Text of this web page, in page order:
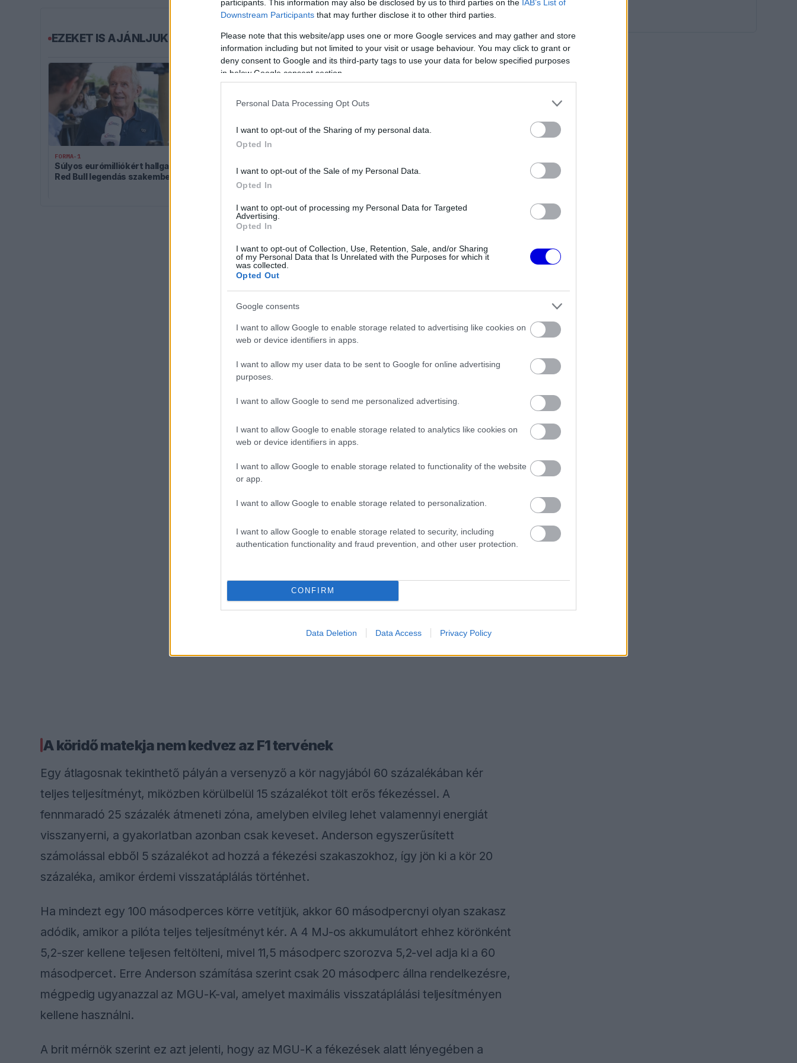
participants. This information may also be disclosed by us to third parties on the IAB’s List of
Downstream Participants that may further disclose it to other third parties.
Please note that this website/app uses one or more Google services and may gather and store
information including but not limited to your visit or usage behaviour. You may click to grant or
deny consent to Google and its third-party tags to use your data for below specified purposes
in below Google consent section.
Personal Data Processing Opt Outs
I want to opt-out of the Sharing of my personal data.
Opted In
I want to opt-out of the Sale of my Personal Data.
Opted In
I want to opt-out of processing my Personal Data for Targeted
Advertising.
Opted In
I want to opt-out of Collection, Use, Retention, Sale, and/or Sharing
of my Personal Data that Is Unrelated with the Purposes for which it
was collected.
Opted Out
Google consents
I want to allow Google to enable storage related to advertising like cookies on
web or device identifiers in apps.
I want to allow my user data to be sent to Google for online advertising
purposes.
I want to allow Google to send me personalized advertising.
I want to allow Google to enable storage related to analytics like cookies on
web or device identifiers in apps.
I want to allow Google to enable storage related to functionality of the website
or app.
I want to allow Google to enable storage related to personalization.
I want to allow Google to enable storage related to security, including
authentication functionality and fraud prevention, and other user protection.
CONFIRM
Data Deletion Data Access Privacy Policy
EZEKET IS AJÁNLJUK
FORMA-1
Súlyos eurómilliókért hallgat a
Red Bull legendás szakembere
Itt az FIA bejelentése: Egy
szombati futam is vár a
mezőnyre
Adrian Newey megszólalt a
titkos fejlesztésekről és a
A köridő matekja nem kedvez az F1 tervének
Egy átlagosnak tekinthető pályán a versenyző a kör nagyjából 60 százalékában kér
teljes teljesítményt, miközben körülbelül 15 százalékot tölt erős fékezéssel. A
fennmaradó 25 százalék átmeneti zóna, amelyben elvileg lehet valamennyi energiát
visszanyerni, a gyakorlatban azonban csak keveset. Anderson egyszerűsített
számolással ebből 5 százalékot ad hozzá a fékezési szakaszokhoz, így jön ki a kör 20
százaléka, amikor érdemi visszatáplálás történhet.
Ha mindezt egy 100 másodperces körre vetítjük, akkor 60 másodpercnyi olyan szakasz
adódik, amikor a pilóta teljes teljesítményt kér. A 4 MJ-os akkumulátort ehhez körönként
5,2-szer kellene teljesen feltölteni, mivel 11,5 másodperc szorozva 5,2-vel adja ki a 60
másodpercet. Erre Anderson számítása szerint csak 20 másodperc állna rendelkezésre,
mégpedig ugyanazzal az MGU-K-val, amelyet maximális visszatáplálási teljesítményen
kellene használni.
A brit mérnök szerint ez azt jelenti, hogy az MGU-K a fékezések alatt lényegében a